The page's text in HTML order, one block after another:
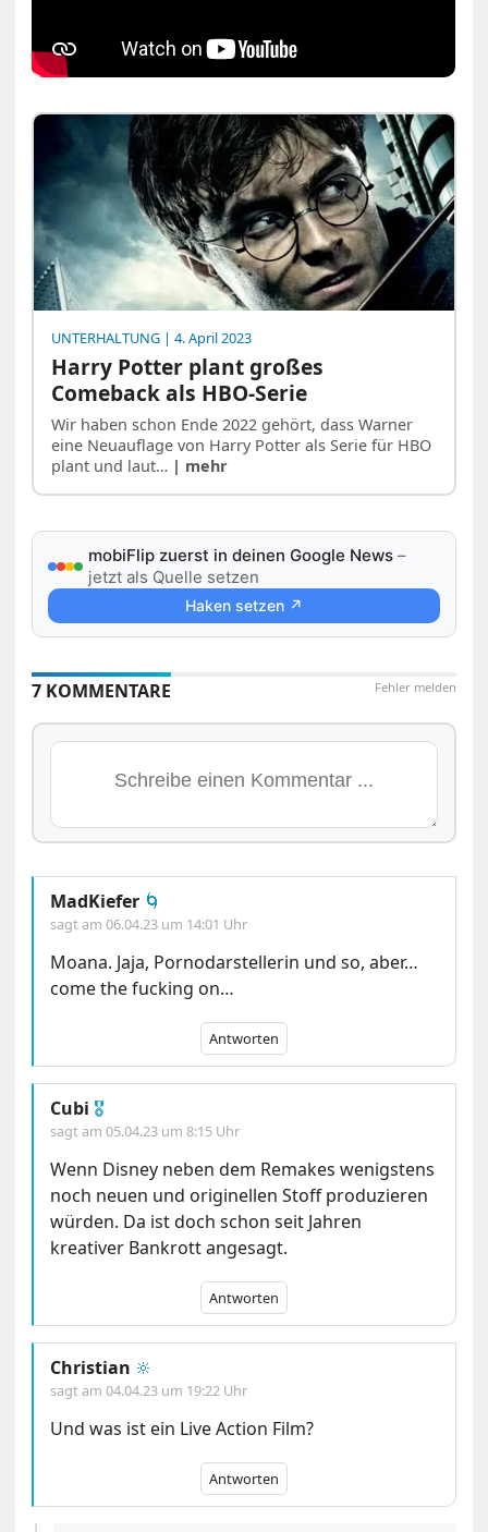
UNTERHALTUNG | 4. April 2023
Harry Potter plant großes
Comeback als HBO-Serie
Wir haben schon Ende 2022 gehört, dass Warner
eine Neuauflage von Harry Potter als Serie für HBO
plant und laut… | mehr
mobiFlip zuerst in deinen Google News –
jetzt als Quelle setzen
Haken setzen ↗
Fehler melden
7 KOMMENTARE
MadKiefer 🌀
sagt am06.04.23 um 14:01 Uhr
Moana. Jaja, Pornodarstellerin und so, aber…
come the fucking on…
Antworten
Cubi 🎖
sagt am05.04.23 um 8:15 Uhr
Wenn Disney neben dem Remakes wenigstens
noch neuen und originellen Stoff produzieren
würden. Da ist doch schon seit Jahren
kreativer Bankrott angesagt.
Antworten
Christian 🔆
sagt am04.04.23 um 19:22 Uhr
Und was ist ein Live Action Film?
Antworten